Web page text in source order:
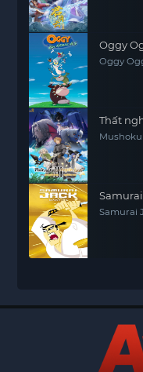
Oggy
Oggy
Thất
Samurai